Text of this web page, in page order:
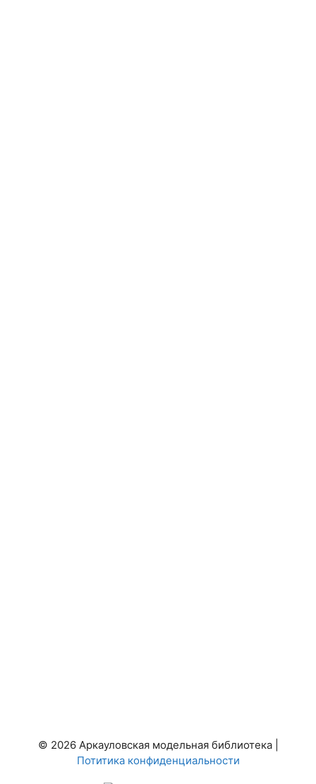
© 2026 Аркауловская модельная библиотека |
Потитика конфиденциальности